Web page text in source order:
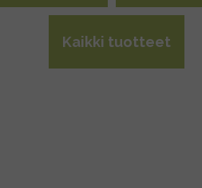
Kaikki tuotteet